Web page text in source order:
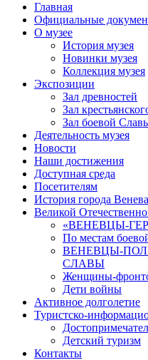
Главная
Официальные
О музее
История музея
Новинки музея
Коллекция музея
Экспозиции
Зал древностей
Зал
Зал боевой
Деятельность музея
Новости
Наши достижения
Доступная среда
Посетителям
История города
Великой
«ВЕНЕВЦЫ-
По местам
ВЕНЕВЦЫ-
СЛАВЫ
Женщины-
Дети войны
Активное долголетие
Туристско-
Детский туризм
Контакты